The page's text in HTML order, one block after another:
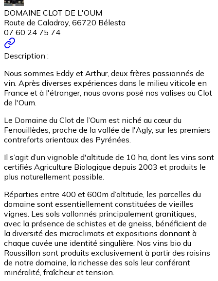
DOMAINE CLOT DE L'OUM
Route de Caladroy, 66720 Bélesta
07 60 24 75 74
Description :
Nous sommes Eddy et Arthur, deux frères passionnés de
vin. Après diverses expériences dans le milieu viticole en
France et à l'étranger, nous avons posé nos valises au Clot
de l'Oum.
Le Domaine du Clot de l’Oum est niché au cœur du
Fenouillèdes, proche de la vallée de l'Agly, sur les premiers
contreforts orientaux des Pyrénées.
Il s’agit d’un vignoble d'altitude de 10 ha, dont les vins sont
certifiés Agriculture Biologique depuis 2003 et produits le
plus naturellement possible.
Réparties entre 400 et 600m d’altitude, les parcelles du
domaine sont essentiellement constituées de vieilles
vignes. Les sols vallonnés principalement granitiques,
avec la présence de schistes et de gneiss, bénéficient de
la diversité des microclimats et expositions donnant à
chaque cuvée une identité singulière. Nos vins bio du
Roussillon sont produits exclusivement à partir des raisins
de notre domaine, la richesse des sols leur conférant
minéralité, fraîcheur et tension.